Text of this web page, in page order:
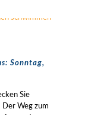
Sonntag,
Sie
Der Weg zum